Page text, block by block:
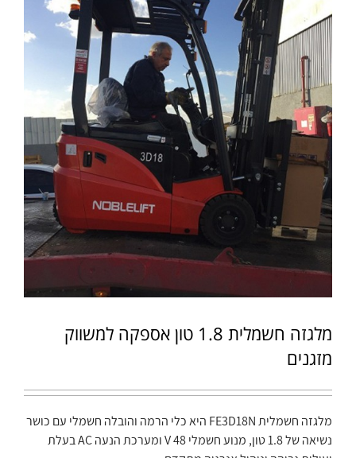
מלגזה חשמלית 1.8 טון אספקה למשווק
מזגנים
מלגזה חשמלית FE3D18N היא כלי הרמה והובלה חשמלי עם כושר
נשיאה של 1.8 טון, מנוע חשמלי 48 V ומערכת הנעה AC בעלת